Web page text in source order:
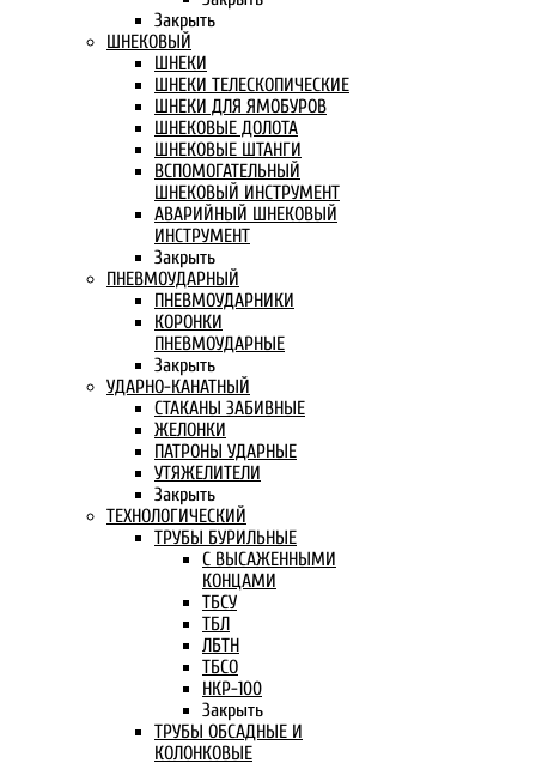
Закрыть
ШНЕКОВЫЙ
ШНЕКИ
ШНЕКИ ТЕЛЕСКОПИЧЕСКИЕ
ШНЕКИ ДЛЯ ЯМОБУРОВ
ШНЕКОВЫЕ ДОЛОТА
ШНЕКОВЫЕ ШТАНГИ
ВСПОМОГАТЕЛЬНЫЙ
ШНЕКОВЫЙ ИНСТРУМЕНТ
АВАРИЙНЫЙ ШНЕКОВЫЙ
ИНСТРУМЕНТ
Закрыть
ПНЕВМОУДАРНЫЙ
ПНЕВМОУДАРНИКИ
КОРОНКИ
ПНЕВМОУДАРНЫЕ
Закрыть
УДАРНО-КАНАТНЫЙ
СТАКАНЫ ЗАБИВНЫЕ
ЖЕЛОНКИ
ПАТРОНЫ УДАРНЫЕ
УТЯЖЕЛИТЕЛИ
Закрыть
ТЕХНОЛОГИЧЕСКИЙ
ТРУБЫ БУРИЛЬНЫЕ
С ВЫСАЖЕННЫМИ
КОНЦАМИ
ТБСУ
ТБЛ
ЛБТН
ТБСО
НКР-100
Закрыть
ТРУБЫ ОБСАДНЫЕ И
КОЛОНКОВЫЕ